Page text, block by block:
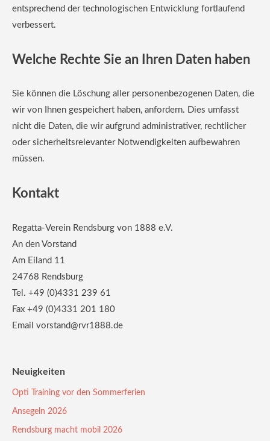
entsprechend der technologischen Entwicklung fortlaufend
verbessert.
Welche Rechte Sie an Ihren Daten haben
Sie können die Löschung aller personenbezogenen Daten, die
wir von Ihnen gespeichert haben, anfordern. Dies umfasst
nicht die Daten, die wir aufgrund administrativer, rechtlicher
oder sicherheitsrelevanter Notwendigkeiten aufbewahren
müssen.
Kontakt
Regatta-Verein Rendsburg von 1888 e.V.
An den Vorstand
Am Eiland 11
24768 Rendsburg
Tel. +49 (0)4331 239 61
Fax +49 (0)4331 201 180
Email vorstand@rvr1888.de
Neuigkeiten
Opti Training vor den Sommerferien
Ansegeln 2026
Rendsburg macht mobil 2026